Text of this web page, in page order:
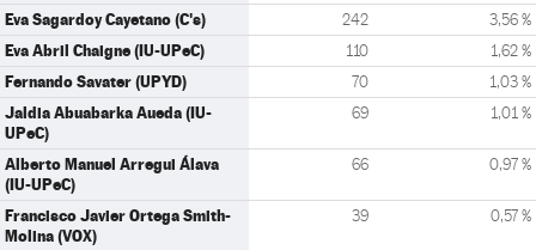
Eva Sagardoy Cayetano (C's) 242 3,56 %
Eva Abril Chaigne (IU-UPeC) 110 1,62 %
Fernando Savater (UPYD) 70 1,03 %
Jaldia Abuabarka Aueda (IU-
UPeC)
69 1,01 %
Alberto Manuel Arregui Álava
(IU-UPeC)
66 0,97 %
Francisco Javier Ortega Smith-
Molina (VOX)
39 0,57 %